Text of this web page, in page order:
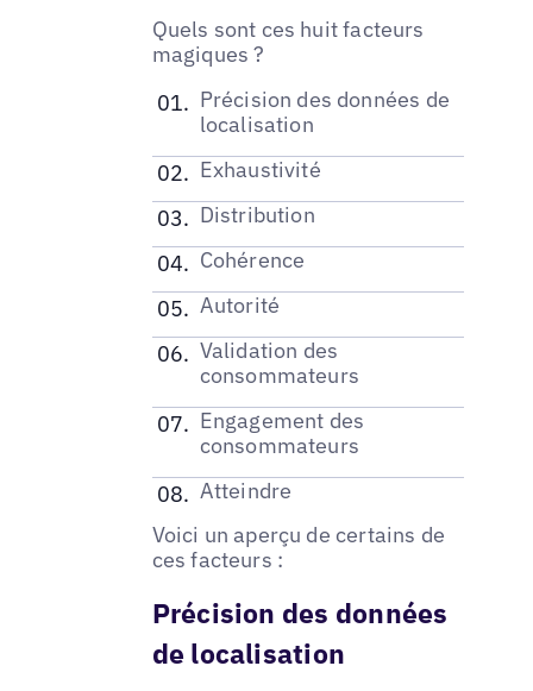
Quels sont ces huit facteurs
magiques ?
Précision des données de
localisation
Exhaustivité
Distribution
Cohérence
Autorité
Validation des
consommateurs
Engagement des
consommateurs
Atteindre
Voici un aperçu de certains de
ces facteurs :
Précision des données
de localisation